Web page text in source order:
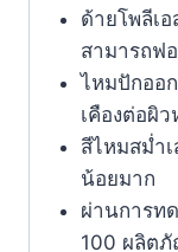
ด้ายโพลีเ
สามารถฟ
ไหมปักออ
เคืองต่อผิว
สีไหมสม่ำ
น้อยมาก
ผ่านการท
100 ผลิต